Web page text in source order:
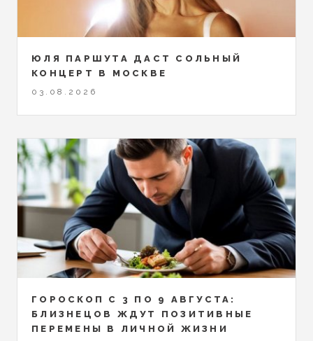
ЮЛЯ ПАРШУТА ДАСТ СОЛЬНЫЙ
КОНЦЕРТ В МОСКВЕ
03.08.2026
ГОРОСКОП С 3 ПО 9 АВГУСТА:
БЛИЗНЕЦОВ ЖДУТ ПОЗИТИВНЫЕ
ПЕРЕМЕНЫ В ЛИЧНОЙ ЖИЗНИ